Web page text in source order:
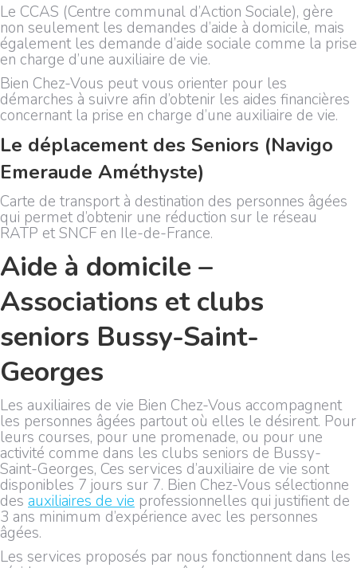
Le CCAS (Centre communal d’Action Sociale), gère
non seulement les demandes d’aide à domicile, mais
également les demande d’aide sociale comme la prise
en charge d’une auxiliaire de vie.
Bien Chez-Vous peut vous orienter pour les
démarches à suivre afin d’obtenir les aides financières
concernant la prise en charge d’une auxiliaire de vie.
Le déplacement des Seniors (Navigo
Emeraude Améthyste)
Carte de transport à destination des personnes âgées
qui permet d’obtenir une réduction sur le réseau
RATP et SNCF en Ile-de-France.
Aide à domicile –
Associations et clubs
seniors Bussy-Saint-
Georges
Les auxiliaires de vie Bien Chez-Vous accompagnent
les personnes âgées partout où elles le désirent. Pour
leurs courses, pour une promenade, ou pour une
activité comme dans les clubs seniors de Bussy-
Saint-Georges, Ces services d’auxiliaire de vie sont
disponibles 7 jours sur 7. Bien Chez-Vous sélectionne
des auxiliaires de vie professionnelles qui justifient de
3 ans minimum d’expérience avec les personnes
âgées.
Les services proposés par nous fonctionnent dans les